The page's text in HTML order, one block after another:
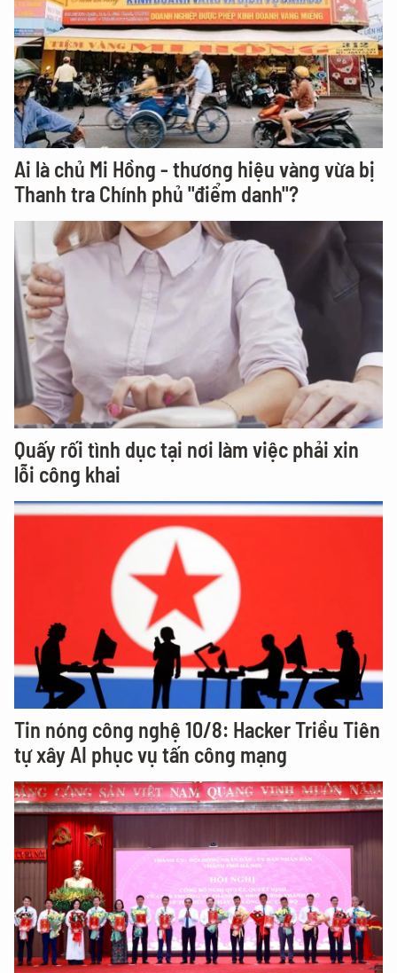
Ai là chủ Mi Hồng - thương hiệu vàng vừa bị
Thanh tra Chính phủ "điểm danh"?
Quấy rối tình dục tại nơi làm việc phải xin
lỗi công khai
Tin nóng công nghệ 10/8: Hacker Triều Tiên
tự xây AI phục vụ tấn công mạng